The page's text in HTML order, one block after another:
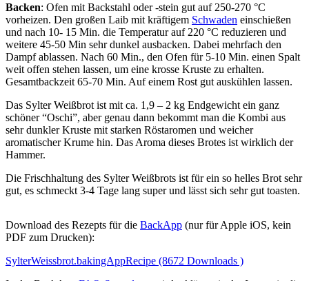
Backen: Ofen mit Backstahl oder -stein gut auf 250-270 °C
vorheizen. Den großen Laib mit kräftigem Schwaden einschießen
und nach 10- 15 Min. die Temperatur auf 220 °C reduzieren und
weitere 45-50 Min sehr dunkel ausbacken. Dabei mehrfach den
Dampf ablassen. Nach 60 Min., den Ofen für 5-10 Min. einen Spalt
weit offen stehen lassen, um eine krosse Kruste zu erhalten.
Gesamtbackzeit 65-70 Min. Auf einem Rost gut auskühlen lassen.
Das Sylter Weißbrot ist mit ca. 1,9 – 2 kg Endgewicht ein ganz
schöner “Oschi”, aber genau dann bekommt man die Kombi aus
sehr dunkler Kruste mit starken Röstaromen und weicher
aromatischer Krume hin. Das Aroma dieses Brotes ist wirklich der
Hammer.
Die Frischhaltung des Sylter Weißbrots ist für ein so helles Brot sehr
gut, es schmeckt 3-4 Tage lang super und lässt sich sehr gut toasten.
Download des Rezepts für die BackApp (nur für Apple iOS, kein
PDF zum Drucken):
SylterWeissbrot.bakingAppRecipe (8672 Downloads )